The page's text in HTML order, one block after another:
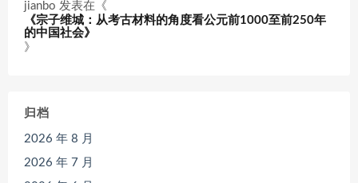
jianbo 发表在《
《宗子维城：从考古材料的角度看公元前1000至前250年
的中国社会》
》
归档
2026 年 8 月
2026 年 7 月